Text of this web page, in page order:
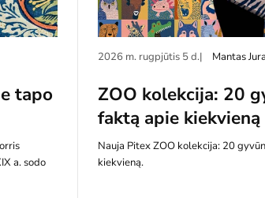
tapo
a. sodo
2026 m. rugpjūtis 5 d. Mantas
ZOO kolekcija: 20
faktą apie kiekvieną
Nauja Pitex ZOO kolekcija: 20
kiekvieną.